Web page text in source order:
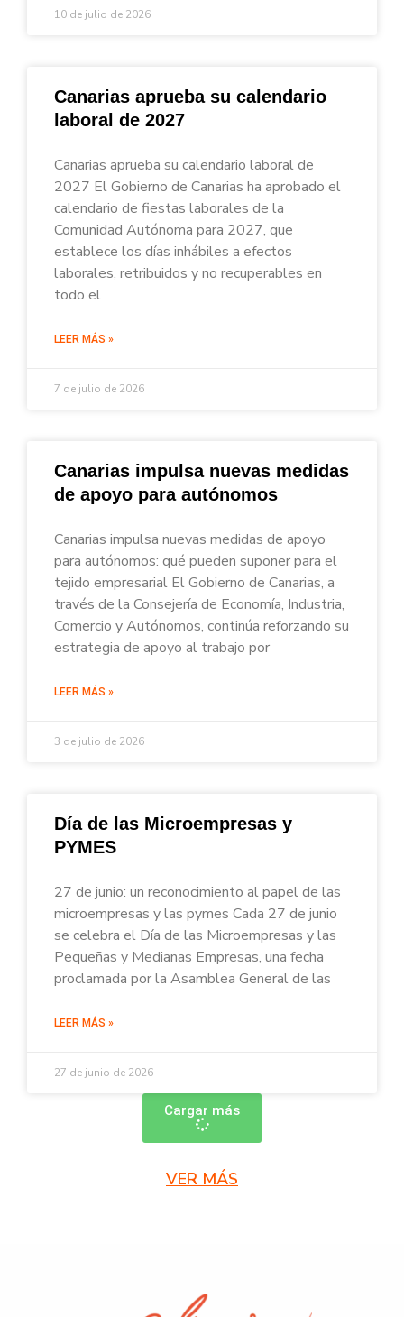
10 de julio de 2026
Canarias aprueba su calendario
laboral de 2027
Canarias aprueba su calendario laboral de
2027 El Gobierno de Canarias ha aprobado el
calendario de fiestas laborales de la
Comunidad Autónoma para 2027, que
establece los días inhábiles a efectos
laborales, retribuidos y no recuperables en
todo el
LEER MÁS »
7 de julio de 2026
Canarias impulsa nuevas medidas
de apoyo para autónomos
Canarias impulsa nuevas medidas de apoyo
para autónomos: qué pueden suponer para el
tejido empresarial El Gobierno de Canarias, a
través de la Consejería de Economía, Industria,
Comercio y Autónomos, continúa reforzando su
estrategia de apoyo al trabajo por
LEER MÁS »
3 de julio de 2026
Día de las Microempresas y
PYMES
27 de junio: un reconocimiento al papel de las
microempresas y las pymes Cada 27 de junio
se celebra el Día de las Microempresas y las
Pequeñas y Medianas Empresas, una fecha
proclamada por la Asamblea General de las
LEER MÁS »
27 de junio de 2026
Cargar más
VER MÁS